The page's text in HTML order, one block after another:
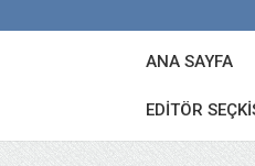
ANA SAYFA
EDITÖR